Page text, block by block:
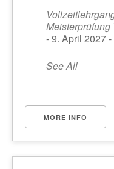
Meisterprüfung
- 9. April 2027
See All
MORE INFO